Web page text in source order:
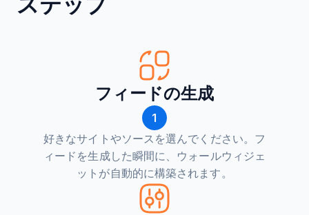
フィードの生成
1
好きなサイトやソースを選んでください。フ
ィードを生成した瞬間に、ウォールウィジェ
ットが自動的に構築されます。